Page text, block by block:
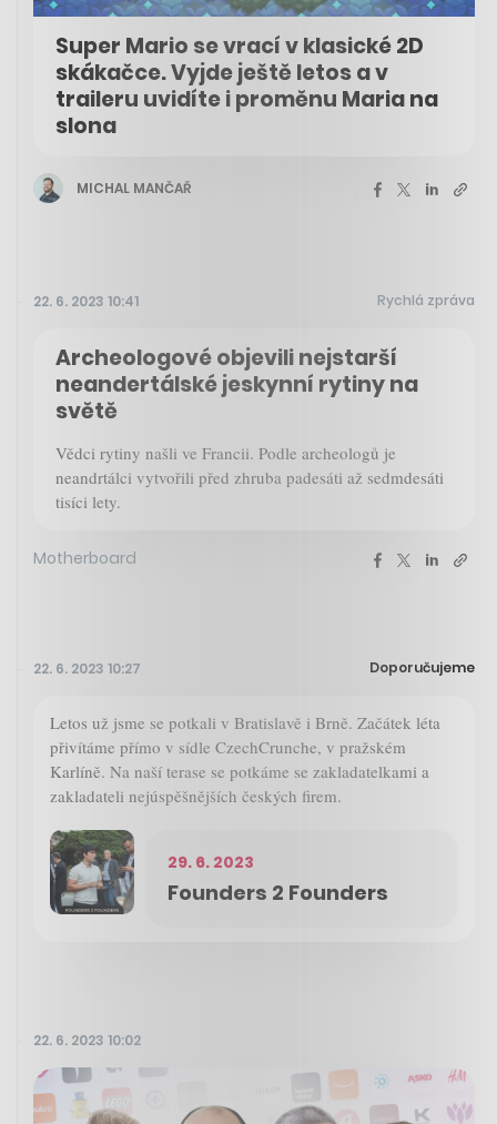
Super Mario se vrací v klasické 2D
skákačce. Vyjde ještě letos a v
traileru uvidíte i proměnu Maria na
slona
MICHAL MANČAŘ
22. 6. 2023 10:41 Rychlá zpráva
Archeologové objevili nejstarší
neandertálské jeskynní rytiny na
světě
Vědci rytiny našli ve Francii. Podle archeologů je
neandrtálci vytvořili před zhruba padesáti až sedmdesáti
tisíci lety.
Motherboard
22. 6. 2023 10:27 Doporučujeme
Letos už jsme se potkali v Bratislavě i Brně. Začátek léta
přivítáme přímo v sídle CzechCrunche, v pražském
Karlíně. Na naší terase se potkáme se zakladatelkami a
zakladateli nejúspěšnějších českých firem.
29. 6. 2023
Founders 2 Founders
22. 6. 2023 10:02